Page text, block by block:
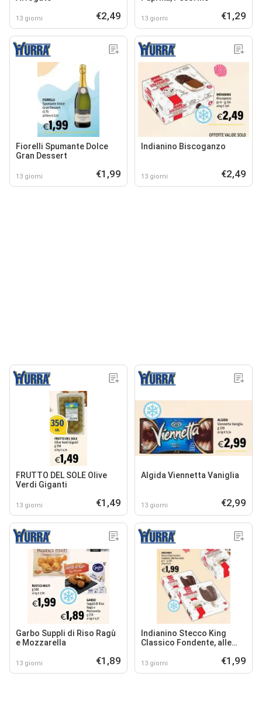
13 giorni €2,49 13 giorni €1,29
Fiorelli Spumante Dolce
Gran Dessert
13 giorni €1,99
Indianino Biscoganzo
13 giorni €2,49
FRUTTO DEL SOLE Olive
Verdi Giganti
13 giorni €1,49
Algida Viennetta Vaniglia
13 giorni €2,99
Garbo Suppli di Riso Ragù
e Mozzarella
13 giorni €1,89
Indianino Stecco King
Classico Fondente, alle
13 giorni €1,99